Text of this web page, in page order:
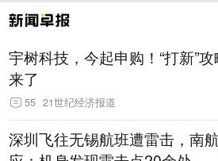
宇树科技，今起申购！“打新”攻
来了
55 21世纪经济报道
深圳飞往无锡航班遭雷击，南